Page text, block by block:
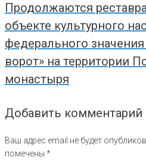
Продолжаются
объекте культурного
федерального
ворот» на территории
монастыря
Добавить комментарий
Ваш адрес email не будет
помечены *